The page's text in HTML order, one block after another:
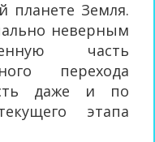
планете Земля.
неверным
часть
перехода
даже и по
этапа